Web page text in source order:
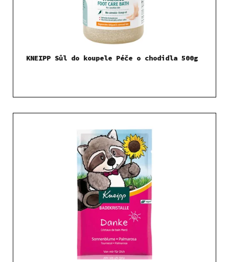
KNEIPP Sůl do koupele Péče o chodidla 500g